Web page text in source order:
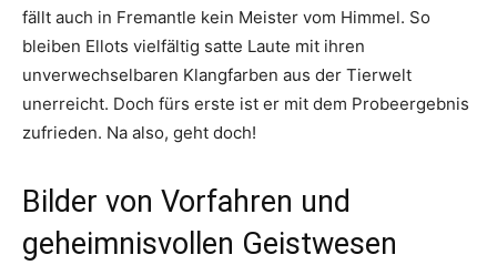
fällt auch in Fremantle kein Meister vom Himmel. So
bleiben Ellots vielfältig satte Laute mit ihren
unverwechselbaren Klangfarben aus der Tierwelt
unerreicht. Doch fürs erste ist er mit dem Probeergebnis
zufrieden. Na also, geht doch!
Bilder von Vorfahren und
geheimnisvollen Geistwesen